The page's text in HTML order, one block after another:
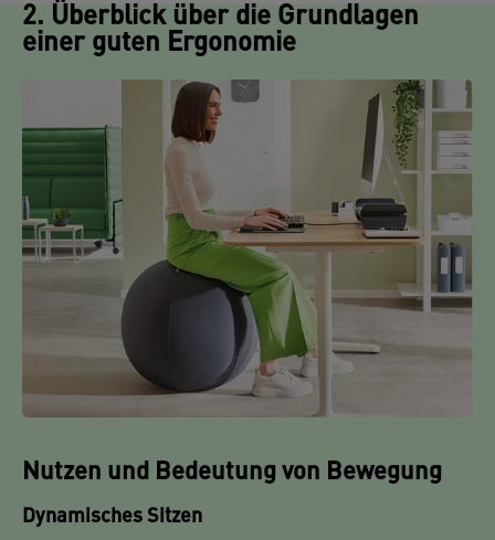
2. Überblick über die Grundlagen
einer guten Ergonomie
Nutzen und Bedeutung von Bewegung
Dynamisches Sitzen